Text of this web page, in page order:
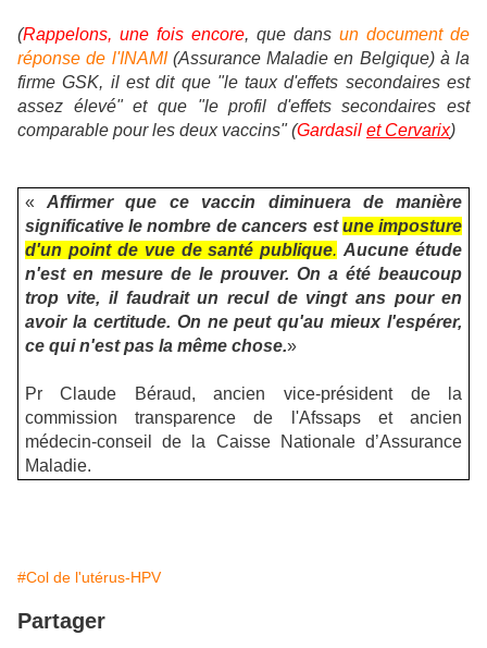
(Rappelons, une fois encore, que dans un document de
réponse de l'INAMI(Assurance Maladie en Belgique) à la
firme GSK, il est dit que "le taux d'effets secondaires est
assez élevé" et que "le profil d'effets secondaires est
comparable pour les deux vaccins" (Gardasil et Cervarix)
«Affirmer que ce vaccin diminuera de manière
significative le nombre de cancers est une imposture
d'un point de vue de santé publique. Aucune étude
n'est en mesure de le prouver. On a été beaucoup
trop vite, il faudrait un recul de vingt ans pour en
avoir la certitude. On ne peut qu'au mieux l'espérer,
ce qui n'est pas la même chose.»
Pr Claude Béraud, ancien vice-président de la
commission transparence de l'Afssaps et ancien
médecin-conseil de la Caisse Nationale d’Assurance
Maladie.
#Col de l'utérus-HPV
Partager